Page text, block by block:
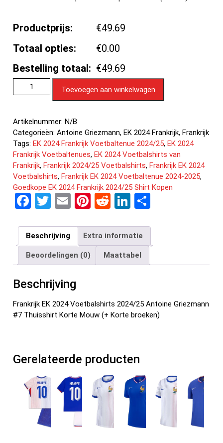
Productprijs:
€49.69
Totaal opties:
€0.00
Bestelling totaal: €49.69
Toevoegen aan winkelwagen
Artikelnummer:N/B
Categorieën:Antoine Griezmann,EK 2024 Frankrijk,Frankrijk
Tags:EK 2024 Frankrijk Voetbaltenue 2024/25,EK 2024
Frankrijk Voetbaltenues,EK 2024 Voetbalshirts van
Frankrijk,Frankrijk 2024/25 Voetbalshirts,Frankrijk EK 2024
Voetbalshirts,Frankrijk EK 2024 Voetbaltenue 2024-2025,
Goedkope EK 2024 Frankrijk 2024/25 Shirt Kopen
F
ce
b
o
o
k
T
tt
er
E
ail
Pi
er
es
t
R
d
di
t
Li
ke
dI
n
e
n
Beschrijving Extra informatie
Beoordelingen (0) Maattabel
Beschrijving
Frankrijk EK 2024 Voetbalshirts 2024/25 Antoine Griezmann
#7 Thuisshirt Korte Mouw (+ Korte broeken)
Gerelateerde producten